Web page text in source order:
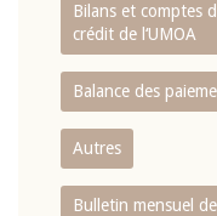
Bilans et comptes
crédit de l‘UMOA
Balance des
Autres
Bulletin mensuel